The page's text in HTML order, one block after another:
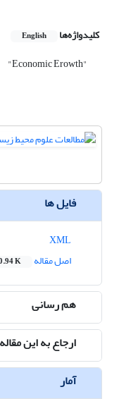
کلیدواژه‌ها English
"Economic Erowth"
فایل ها
اصل مقاله
K
هم رسانی
ارجاع به این مقاله
آمار